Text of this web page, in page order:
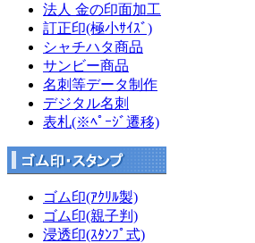
法人 金の印面加工
訂正印(極小ｻｲｽﾞ)
シャチハタ商品
サンビー商品
名刺等データ制作
デジタル名刺
表札(※ﾍﾟｰｼﾞ遷移)
ゴム印(ｱｸﾘﾙ製)
ゴム印(親子判)
浸透印(ｽﾀﾝﾌﾟ式)